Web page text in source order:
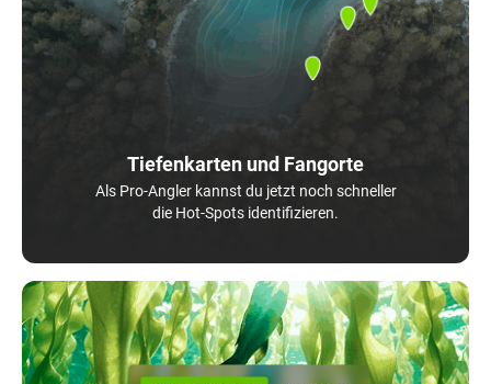
Tiefenkarten und Fangorte
Als Pro-Angler kannst du jetzt noch schneller
die Hot-Spots identifizieren.